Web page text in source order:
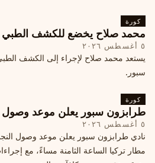
كورة
محمد صلاح يخضع للكشف الطبي
٥ أغسطس ٢٠٢٦
يستعد محمد صلاح لإجراء إلى الكشف الطبي
سبور.
كورة
طرابزون سبور يعلن موعد وصول
٥ أغسطس ٢٠٢٦
نادي طرابزون سبور يعلن موعد وصول
مطار تركيا الساعة الثامنة مساءً، مع